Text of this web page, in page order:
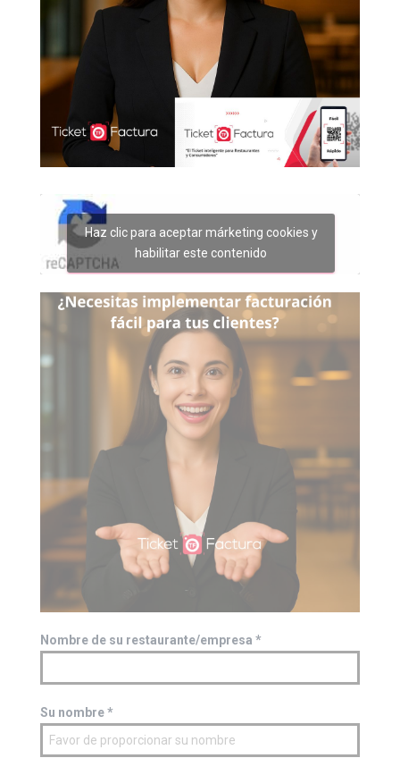
Haz clic para aceptar márketing cookies y
habilitar este contenido
Nombre de su restaurante/empresa *
Su nombre*